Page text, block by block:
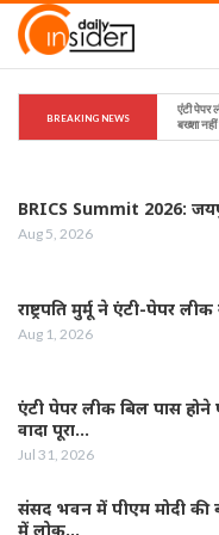
BREAKING NEWS
एंटी पेपर
बख्शा नहीं
BRICS Summit 2026:
Aug 5, 2026
राष्ट्रपति मुर्मू ने एंटी-पेपर
Aug 1, 2026
एंटी पेपर लीक बिल पास होने
वादा पूरा…
Jul 31, 2026
संसद भवन में पीएम मोदी की
में लोक…